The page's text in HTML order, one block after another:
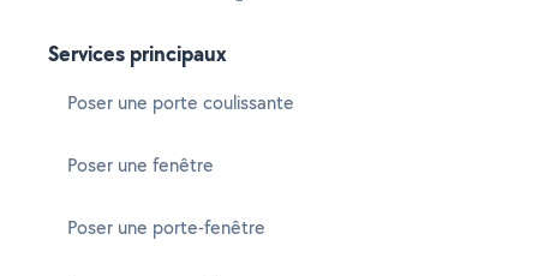
Services principaux
Poser une porte coulissante
Poser une fenêtre
Poser une porte-fenêtre